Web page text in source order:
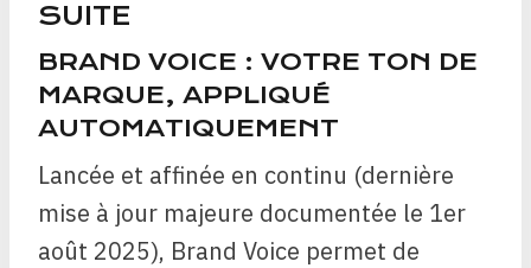
SUITE
BRAND VOICE : VOTRE TON DE
MARQUE, APPLIQUÉ
AUTOMATIQUEMENT
Lancée et affinée en continu (dernière
mise à jour majeure documentée le 1er
août 2025), Brand Voice permet de